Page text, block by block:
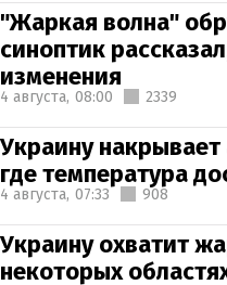
"Жаркая волна"
синоптик
изменения
4 августа, 08:00 2339
Украину
где температура
4 августа, 07:33 908
Украину охватит
некоторых